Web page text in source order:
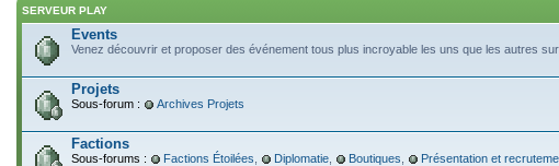
SERVEUR PLAY
Events
Venez découvrir et proposer des événement tous plus incroyable les uns que les autres
Projets
Sous-forum : Archives Projets
Factions
Sous-forums : Factions Étoilées Diplomatie Boutiques Présentation et